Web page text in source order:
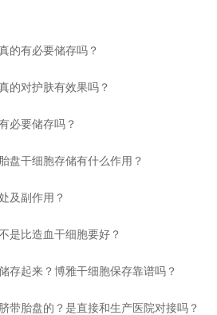
的有必要储存吗？
的对护肤有效果吗？
必要储存吗？
盘干细胞存储有什么作用？
及副作用？
是比造血干细胞要好？
存起来？博雅干细胞保存靠谱吗？
带胎盘的？是直接和生产医院对接吗？